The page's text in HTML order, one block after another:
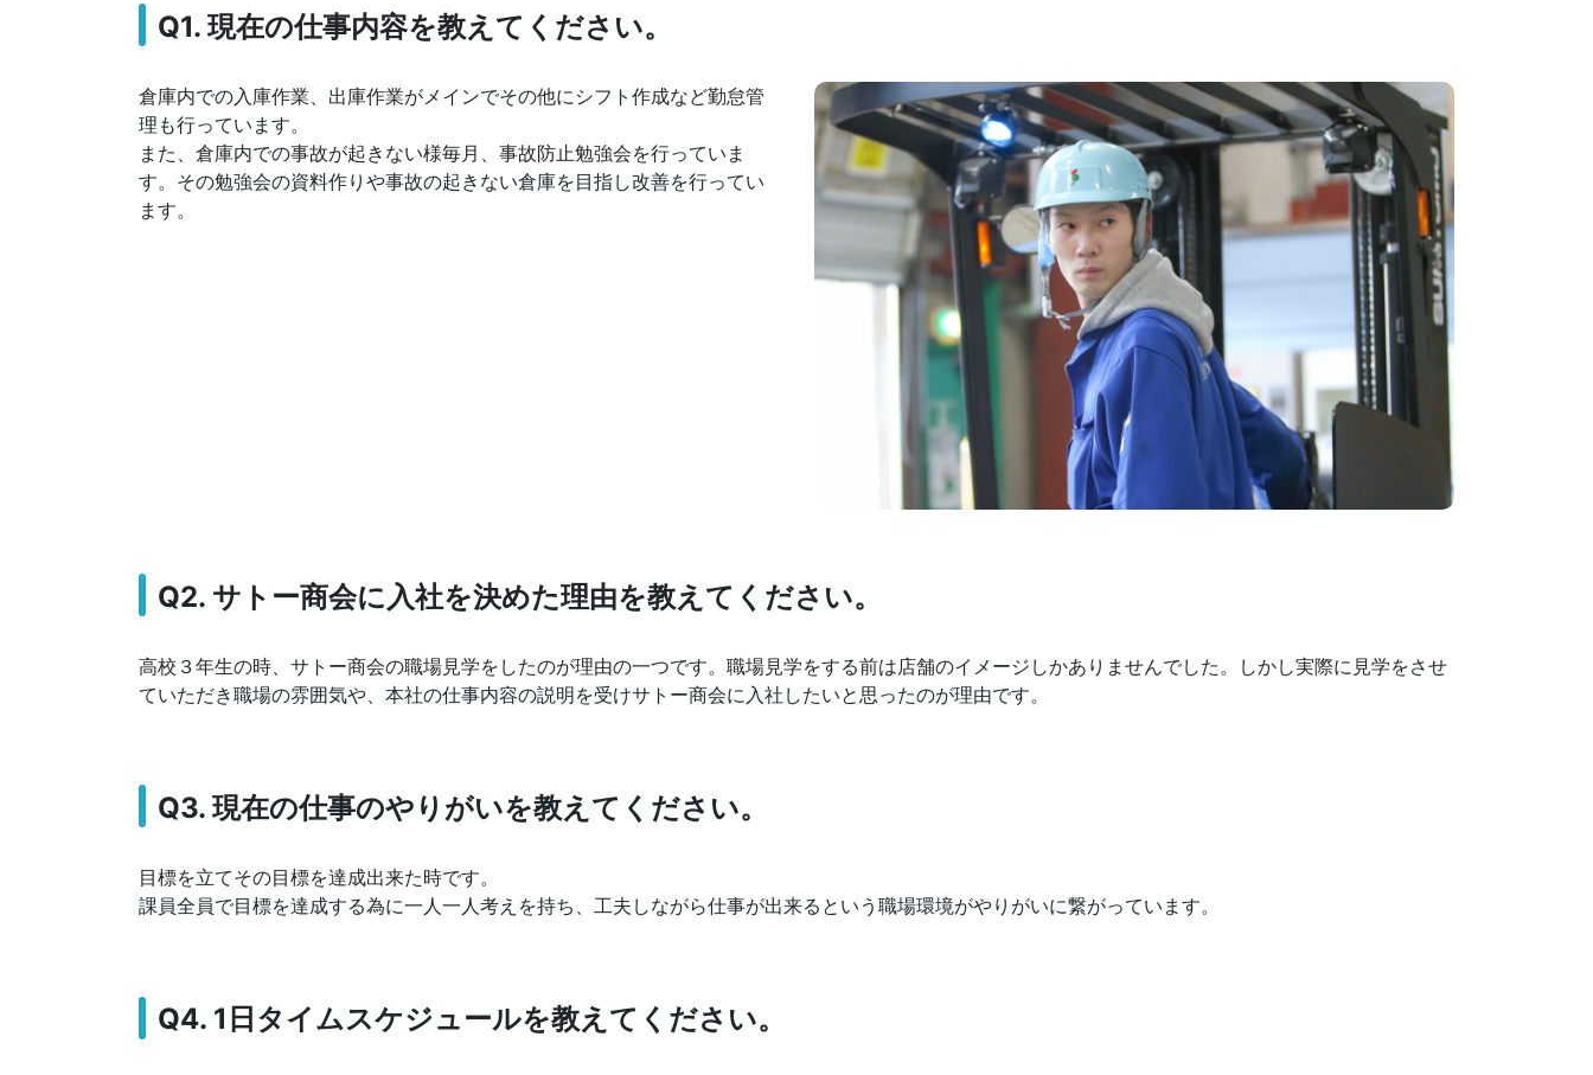
Q1. 現在の仕事内容を教えてください。
倉庫内での入庫作業、出庫作業がメインでその他にシフト作成など勤怠管
理も行っています。
また、倉庫内での事故が起きない様毎月、事故防止勉強会を行っていま
す。その勉強会の資料作りや事故の起きない倉庫を目指し改善を行ってい
ます。
Q2. サトー商会に入社を決めた理由を教えてください。
高校３年生の時、サトー商会の職場見学をしたのが理由の一つです。職場見学をする前は店舗のイメージしかありませんでした。しかし実際に見学をさせ
ていただき職場の雰囲気や、本社の仕事内容の説明を受けサトー商会に入社したいと思ったのが理由です。
Q3. 現在の仕事のやりがいを教えてください。
目標を立てその目標を達成出来た時です。
課員全員で目標を達成する為に一人一人考えを持ち、工夫しながら仕事が出来るという職場環境がやりがいに繋がっています。
Q4. 1日タイムスケジュールを教えてください。